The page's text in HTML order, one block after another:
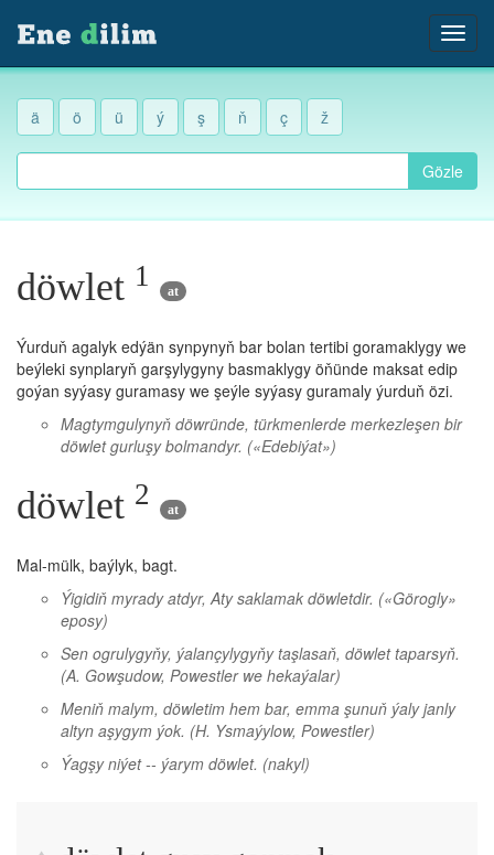
ä ö ü ý ş ň ç ž
Gözle
döwlet 1 at
Ýurduň agalyk edýän synpynyň bar bolan tertibi goramaklygy we
beýleki synplaryň garşylygyny basmaklygy öňünde maksat edip
goýan syýasy guramasy we şeýle syýasy guramaly ýurduň özi.
Magtymgulynyň döwründe, türkmenlerde merkezleşen bir
döwlet gurluşy bolmandyr. («Edebiýat»)
döwlet 2 at
Mal-mülk, baýlyk, bagt.
Ýigidiň myrady atdyr, Aty saklamak döwletdir. («Görogly»
eposy)
Sen ogrulygyňy, ýalançylygyňy taşlasaň, döwlet taparsyň.
(A. Gowşudow, Powestler we hekaýalar)
Meniň malym, döwletim hem bar, emma şunuň ýaly janly
altyn aşygym ýok. (H. Ysmaýylow, Powestler)
Ýagşy niýet -- ýarym döwlet. (nakyl)